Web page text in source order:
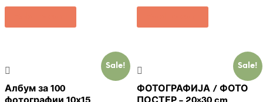
Sale!
Албум за 100
фотографии 10х15
Sale!
ФОТОГРАФИЈА / ФОТО
ПОСТЕР – 20×30 cm